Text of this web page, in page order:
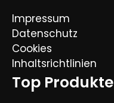
Impressum
Datenschutz
Cookies
Inhaltsrichtlinien
Top Produkte